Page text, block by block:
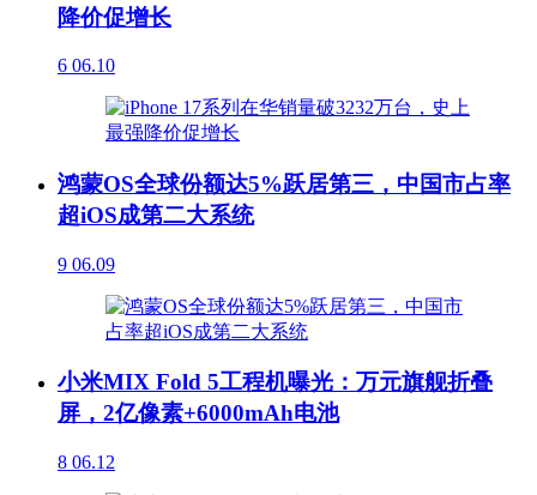
降价促增长
6 06.10
鸿蒙OS全球份额达5%跃居第三，中国市占率
超iOS成第二大系统
9 06.09
小米MIX Fold 5工程机曝光：万元旗舰折叠
屏，2亿像素+6000mAh电池
8 06.12